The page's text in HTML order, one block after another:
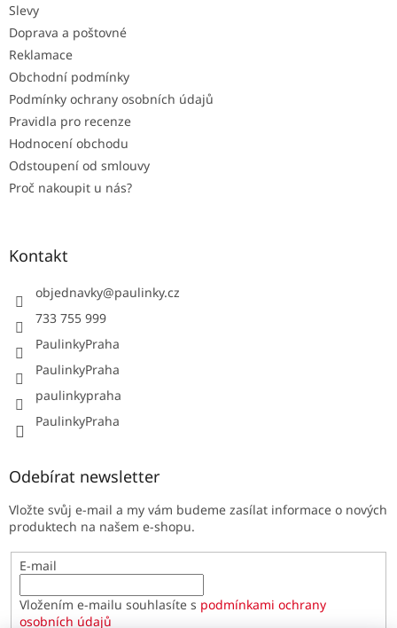
Slevy
Doprava a poštovné
Reklamace
Obchodní podmínky
Podmínky ochrany osobních údajů
Pravidla pro recenze
Hodnocení obchodu
Odstoupení od smlouvy
Proč nakoupit u nás?
Kontakt
objednavky@paulinky.cz
733 755 999
PaulinkyPraha
PaulinkyPraha
paulinkypraha
PaulinkyPraha
Odebírat newsletter
Vložte svůj e-mail a my vám budeme zasílat informace o nových
produktech na našem e-shopu.
E-mail
Vložením e-mailu souhlasíte s podmínkami ochrany
osobních údajů